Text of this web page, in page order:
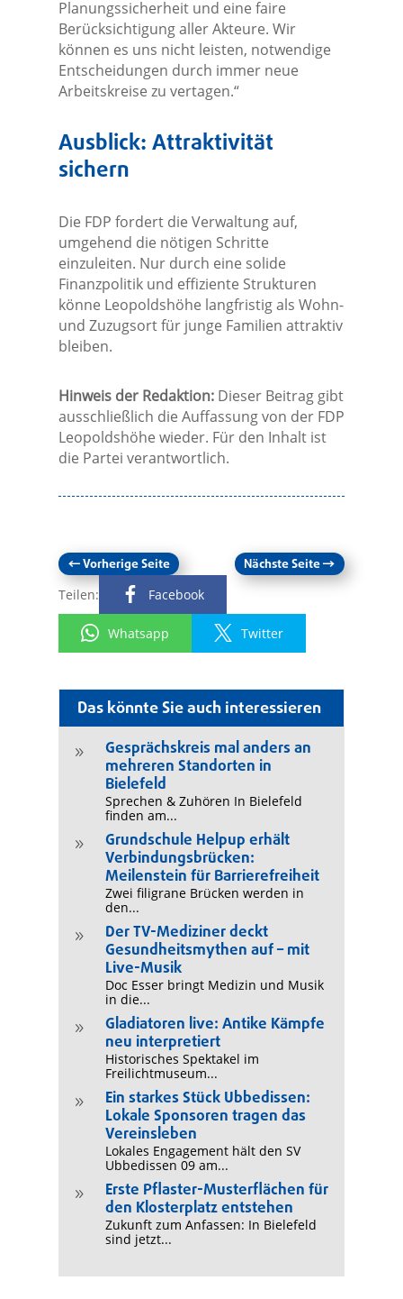
Das könnte Sie auch interessieren
9
Gesprächskreis mal anders an
mehreren Standorten in
Bielefeld
Sprechen & Zuhören In Bielefeld
finden am...
9
Grundschule Helpup erhält
Verbindungsbrücken:
Meilenstein für Barrierefreiheit
Zwei filigrane Brücken werden in
den...
9
Der TV-Mediziner deckt
Gesundheitsmythen auf – mit
Live-Musik
Doc Esser bringt Medizin und Musik
in die...
9
Gladiatoren live: Antike Kämpfe
neu interpretiert
Historisches Spektakel im
Freilichtmuseum...
9
Ein starkes Stück Ubbedissen:
Lokale Sponsoren tragen das
Vereinsleben
Lokales Engagement hält den SV
Ubbedissen 09 am...
9
Erste Pflaster-Musterflächen für
den Klosterplatz entstehen
Zukunft zum Anfassen: In Bielefeld
sind jetzt...
Planungssicherheit und eine faire
Berücksichtigung aller Akteure. Wir
können es uns nicht leisten, notwendige
Entscheidungen durch immer neue
Arbeitskreise zu vertagen.“
Ausblick: Attraktivität
sichern
Die FDP fordert die Verwaltung auf,
umgehend die nötigen Schritte
einzuleiten. Nur durch eine solide
Finanzpolitik und effiziente Strukturen
könne Leopoldshöhe langfristig als Wohn-
und Zuzugsort für junge Familien attraktiv
bleiben.
Hinweis der Redaktion:Dieser Beitrag gibt
ausschließlich die Auffassung von der FDP
Leopoldshöhe wieder. Für den Inhalt ist
die Partei verantwortlich.
←Vorherige Seite Nächste Seite→
Teilen: Facebook
Whatsapp Twitter